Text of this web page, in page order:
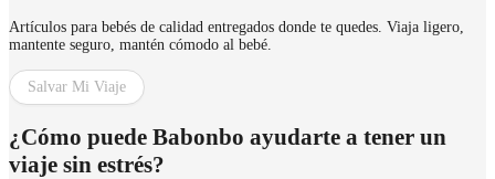
Artículos para bebés de calidad entregados donde te quedes. Viaja ligero,
mantente seguro, mantén cómodo al bebé.
Salvar Mi Viaje
¿Cómo puede Babonbo ayudarte a tener un
viaje sin estrés?